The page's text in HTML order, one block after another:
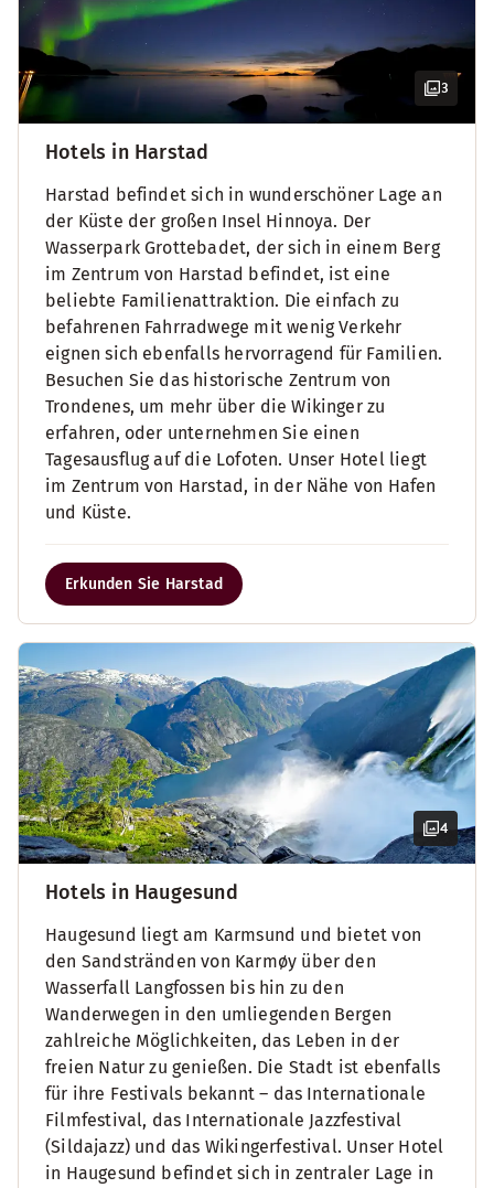
3
Hotels in Harstad
Harstad befindet sich in wunderschöner Lage an
der Küste der großen Insel Hinnoya. Der
Wasserpark Grottebadet, der sich in einem Berg
im Zentrum von Harstad befindet, ist eine
beliebte Familienattraktion. Die einfach zu
befahrenen Fahrradwege mit wenig Verkehr
eignen sich ebenfalls hervorragend für Familien.
Besuchen Sie das historische Zentrum von
Trondenes, um mehr über die Wikinger zu
erfahren, oder unternehmen Sie einen
Tagesausflug auf die Lofoten. Unser Hotel liegt
im Zentrum von Harstad, in der Nähe von Hafen
und Küste.
Erkunden Sie Harstad
4
Hotels in Haugesund
Haugesund liegt am Karmsund und bietet von
den Sandstränden von Karmøy über den
Wasserfall Langfossen bis hin zu den
Wanderwegen in den umliegenden Bergen
zahlreiche Möglichkeiten, das Leben in der
freien Natur zu genießen. Die Stadt ist ebenfalls
für ihre Festivals bekannt – das Internationale
Filmfestival, das Internationale Jazzfestival
(Sildajazz) und das Wikingerfestival. Unser Hotel
in Haugesund befindet sich in zentraler Lage in